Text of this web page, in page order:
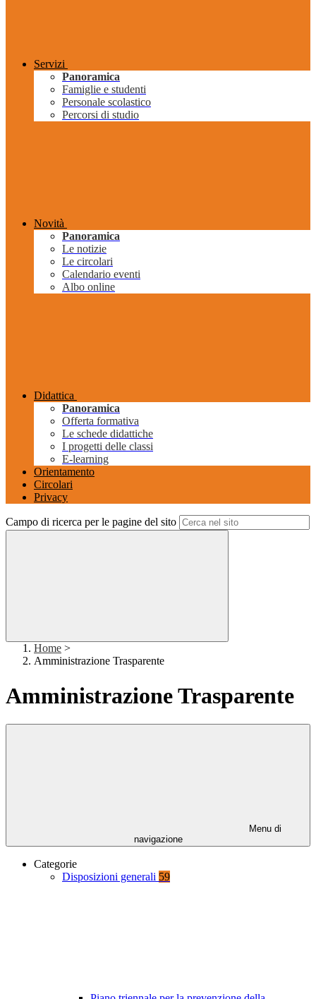
Servizi
Panoramica
Famiglie e studenti
Personale scolastico
Percorsi di studio
Novità
Panoramica
Le notizie
Le circolari
Calendario eventi
Albo online
Didattica
Panoramica
Offerta formativa
Le schede didattiche
I progetti delle classi
E-learning
Orientamento
Circolari
Privacy
Campo di ricerca per le pagine del sito
Home >
Amministrazione Trasparente
Amministrazione Trasparente
Menu di
navigazione
Categorie
Disposizioni generali 59